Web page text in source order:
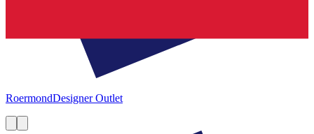
RoermondDesigner Outlet